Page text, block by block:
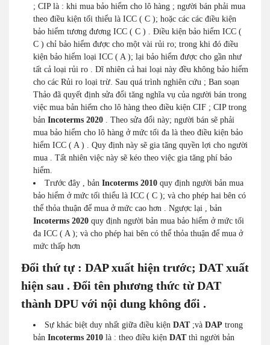
; CIP là : khi mua bảo hiểm cho lô hàng ; người bán phải mua
theo điều kiện tối thiểu là ICC ( C ); hoặc các các điều kiện
bảo hiểm tương đương ICC ( C ) . Điều kiện bảo hiểm ICC (
C ) chỉ bảo hiểm được cho một vài rủi ro; trong khi đó điều
kiện bảo hiểm loại ICC ( A ); lại bảo hiểm được cho gần như
tất cả loại rủi ro . Dĩ nhiên cả hai loại này đều không bảo hiểm
cho các Rủi ro loại trừ. Sau quá trình nghiên cứu ; Ban soạn
Thảo đã quyết định sửa đổi tăng nghĩa vụ của người bán trong
việc mua bản hiếm cho lô hàng theo điều kiện CIF ; CIP trong
bản Incoterms 2020 . Theo sửa đổi này; người bán sẽ phải
mua bảo hiểm cho lô hàng ở mức tối đa là theo điều kiện bảo
hiểm ICC ( A ) . Quy định này sẽ gia tăng quyền lợi cho người
mua . Tất nhiên việc này sẽ kéo theo việc gia tăng phí bảo
hiểm.
Trước đây , bản Incoterms 2010 quy định người bản mua
bảo hiểm ở mức tối thiểu là ICC ( C ); và cho phép hai bên có
thể thỏa thuận để mua ở mức cao hơn . Ngược lại , bản
Incoterms 2020 quy định người bản mua bảo hiểm ở mức tối
đa ICC ( A ); và cho phép hai bên có thể thỏa thuận để mua ở
mức thấp hơn
Đổi thứ tự : DAP xuất hiện trước; DAT xuất
hiện sau . Đổi tên phương thức từ DAT
thành DPU với nội dung không đổi .
Sự khác biệt duy nhất giữa điều kiện DAT;và DAP trong
bản Incoterms 2010 là : theo điều kiện DATthì người bản